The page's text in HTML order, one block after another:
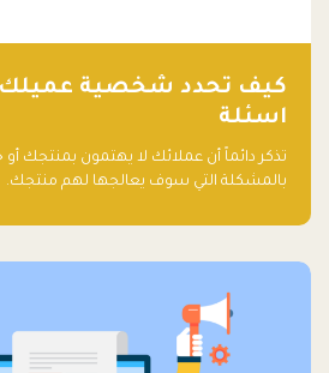
كيف تحدد شخصية
اسئلة
تذكر دائماً أن عملائك لا يهتمون بمنتجك
بالمشكلة التي سوف يعالجها لهم منتجك.